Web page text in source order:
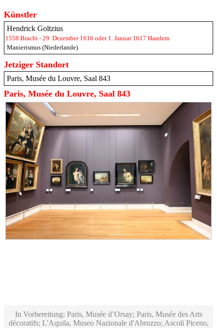
Künstler
Hendrick Goltzius
1558 Bracht - 29. Dezember 1616 oder 1. Januar 1617 Haarlem
Manierismus (Niederlande)
Jetziger Standort
Paris, Musée du Louvre, Saal 843
Paris, Musée du Louvre, Saal 843
In Vorbereitung: Paris, Musée d’Orsay; Paris, Musée des Arts
décoratifs; L'Aquila, Museo Nazionale d'Abruzzo; Ascoli Piceno,